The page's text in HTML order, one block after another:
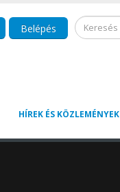
Belépés
HÍREK ÉS KÖZLEMÉNYEK